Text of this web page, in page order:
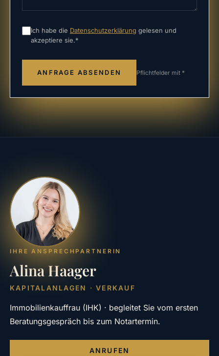
Ich habe die Datenschutzerklärung gelesen und
akzeptiere sie.*
ANFRAGE ABSENDEN Pflichtfelder mit *
IHRE ANSPRECHPARTNERIN
Alina Haager
KAPITALANLAGEN · VERKAUF
Immobilienkauffrau (IHK) · begleitet Sie vom ersten
Beratungsgespräch bis zum Notartermin.
ANRUFEN